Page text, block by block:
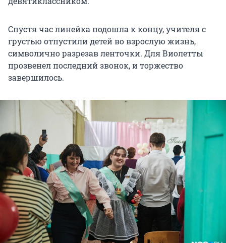
Спустя час линейка подошла к концу, учителя с
грустью отпустили детей во взрослую жизнь,
символично разрезав ленточки. Для Виолетты
прозвенел последний звонок, и торжество
завершилось.